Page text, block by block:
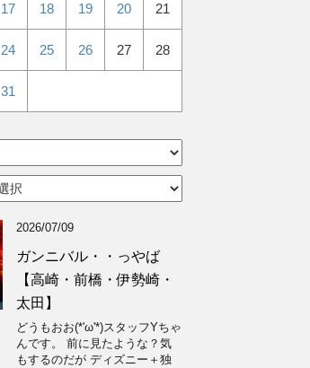
17 18 19 20 21
24 25 26 27 28
31
2026/07/09
ガンニバル・・っやば
【高崎・前橋・伊勢崎・
太田】
どうもおお(*'ω'*)スタッフYちゃ
んです。 前に見たような？気
もするのだが ディズニー＋独